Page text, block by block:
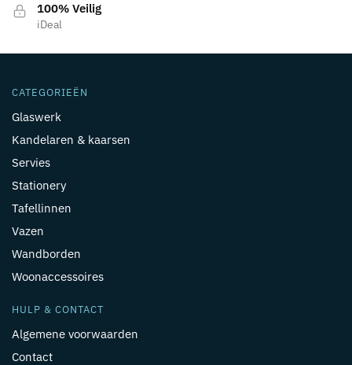
100% Veilig
iDeal
CATEGORIEËN
Glaswerk
Kandelaren & kaarsen
Servies
Stationery
Tafellinnen
Vazen
Wandborden
Woonaccessoires
HULP & CONTACT
Algemene voorwaarden
Contact